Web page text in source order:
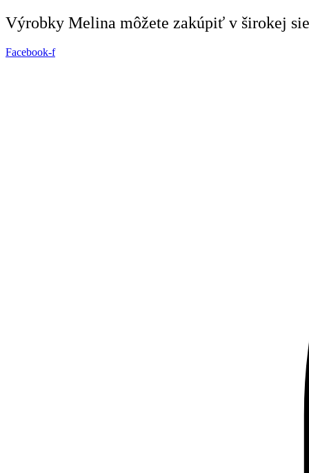
Preskočiť
na
Výrobky Melina môžete zakúpiť v širokej
Facebook-f